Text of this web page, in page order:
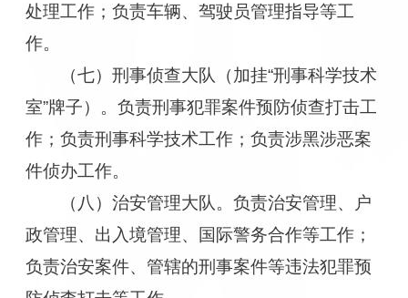
处理工作；负责车辆、驾驶员管理指导等工
作。
（七）刑事侦查大队（加挂“刑事科学技术
室”牌子）。负责刑事犯罪案件预防侦查打击工
作；负责刑事科学技术工作；负责涉黑涉恶案
件侦办工作。
（八）治安管理大队。负责治安管理、户
政管理、出入境管理、国际警务合作等工作；
负责治安案件、管辖的刑事案件等违法犯罪预